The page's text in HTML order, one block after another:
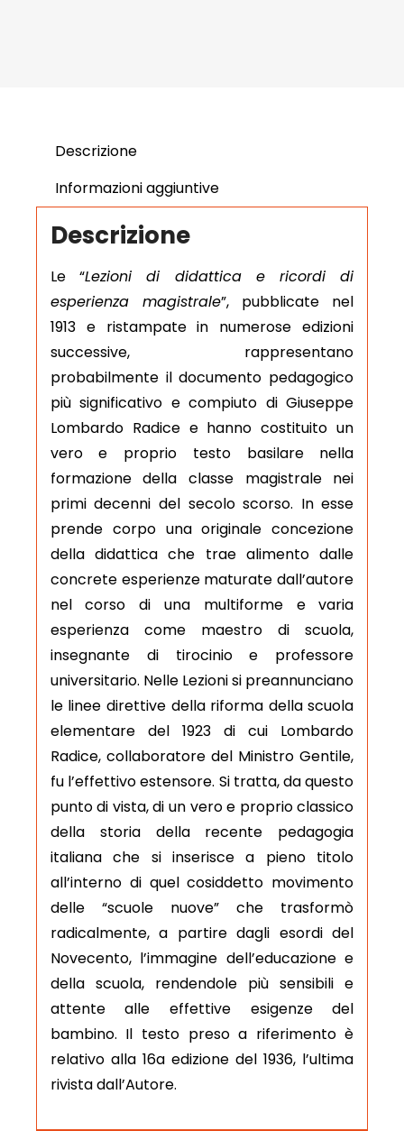
Descrizione
Informazioni aggiuntive
Descrizione
Le “Lezioni di didattica e ricordi di
esperienza magistrale”, pubblicate nel
1913 e ristampate in numerose edizioni
successive, rappresentano
probabilmente il documento pedagogico
più significativo e compiuto di Giuseppe
Lombardo Radice e hanno costituito un
vero e proprio testo basilare nella
formazione della classe magistrale nei
primi decenni del secolo scorso. In esse
prende corpo una originale concezione
della didattica che trae alimento dalle
concrete esperienze maturate dall’autore
nel corso di una multiforme e varia
esperienza come maestro di scuola,
insegnante di tirocinio e professore
universitario. Nelle Lezioni si preannunciano
le linee direttive della riforma della scuola
elementare del 1923 di cui Lombardo
Radice, collaboratore del Ministro Gentile,
fu l’effettivo estensore. Si tratta, da questo
punto di vista, di un vero e proprio classico
della storia della recente pedagogia
italiana che si inserisce a pieno titolo
all’interno di quel cosiddetto movimento
delle “scuole nuove” che trasformò
radicalmente, a partire dagli esordi del
Novecento, l’immagine dell’educazione e
della scuola, rendendole più sensibili e
attente alle effettive esigenze del
bambino. Il testo preso a riferimento è
relativo alla 16a edizione del 1936, l’ultima
rivista dall’Autore.